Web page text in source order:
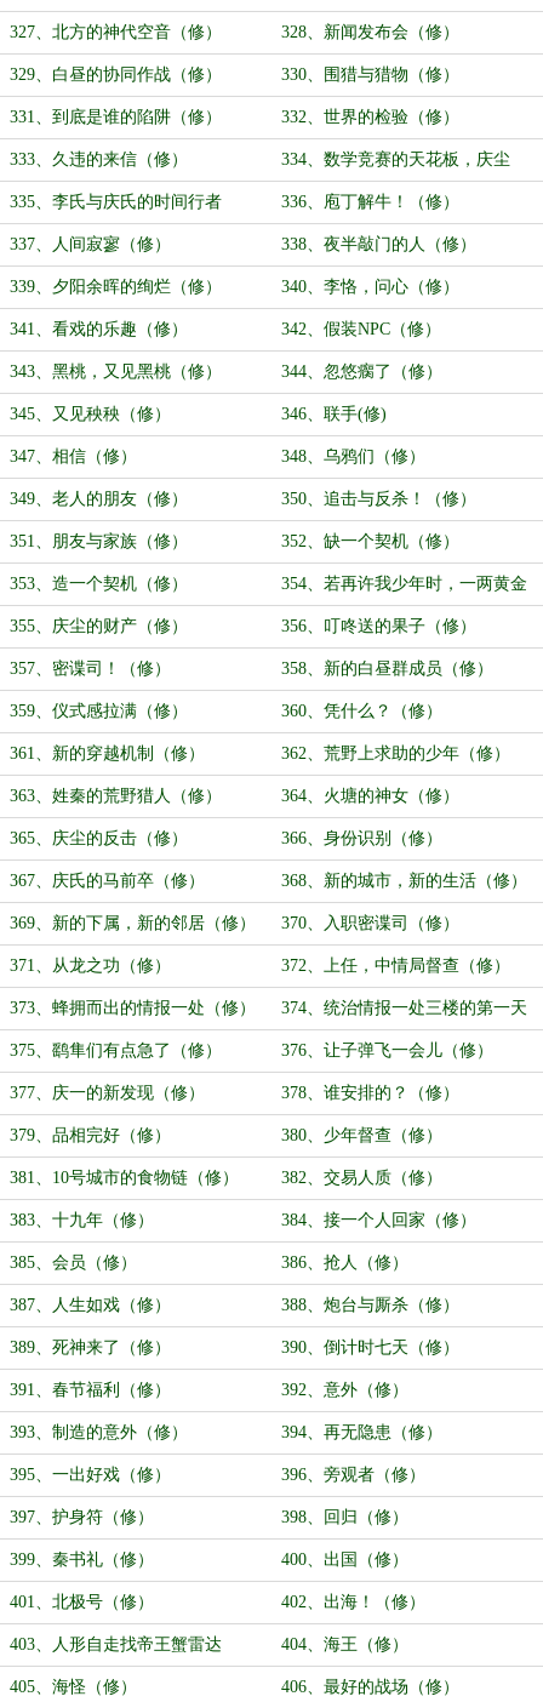
327、北方的神代空音（修） 328、新闻发布会（修）
329、白昼的协同作战（修） 330、围猎与猎物（修）
331、到底是谁的陷阱（修） 332、世界的检验（修）
333、久违的来信（修） 334、数学竞赛的天花板，庆尘
（修）
335、李氏与庆氏的时间行者
（修）
336、庖丁解牛！（修）
337、人间寂寥（修） 338、夜半敲门的人（修）
339、夕阳余晖的绚烂（修） 340、李恪，问心（修）
341、看戏的乐趣（修） 342、假装NPC（修）
343、黑桃，又见黑桃（修） 344、忽悠瘸了（修）
345、又见秧秧（修） 346、联手(修)
347、相信（修） 348、乌鸦们（修）
349、老人的朋友（修） 350、追击与反杀！（修）
351、朋友与家族（修） 352、缺一个契机（修）
353、造一个契机（修） 354、若再许我少年时，一两黄金
一两风（修）
355、庆尘的财产（修） 356、叮咚送的果子（修）
357、密谍司！（修） 358、新的白昼群成员（修）
359、仪式感拉满（修） 360、凭什么？（修）
361、新的穿越机制（修） 362、荒野上求助的少年（修）
363、姓秦的荒野猎人（修） 364、火塘的神女（修）
365、庆尘的反击（修） 366、身份识别（修）
367、庆氏的马前卒（修） 368、新的城市，新的生活（修）
369、新的下属，新的邻居（修） 370、入职密谍司（修）
371、从龙之功（修） 372、上任，中情局督查（修）
373、蜂拥而出的情报一处（修） 374、统治情报一处三楼的第一天
（修）
375、鹞隼们有点急了（修） 376、让子弹飞一会儿（修）
377、庆一的新发现（修） 378、谁安排的？（修）
379、品相完好（修） 380、少年督查（修）
381、10号城市的食物链（修） 382、交易人质（修）
383、十九年（修） 384、接一个人回家（修）
385、会员（修） 386、抢人（修）
387、人生如戏（修） 388、炮台与厮杀（修）
389、死神来了（修） 390、倒计时七天（修）
391、春节福利（修） 392、意外（修）
393、制造的意外（修） 394、再无隐患（修）
395、一出好戏（修） 396、旁观者（修）
397、护身符（修） 398、回归（修）
399、秦书礼（修） 400、出国（修）
401、北极号（修） 402、出海！（修）
403、人形自走找帝王蟹雷达
（修）
404、海王（修）
405、海怪（修） 406、最好的战场（修）